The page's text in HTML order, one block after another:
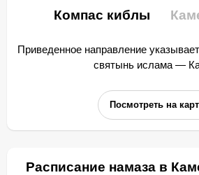
Компас киблы
Приведенное направление
святынь ислама —
Посмотреть на
Расписание намаза в